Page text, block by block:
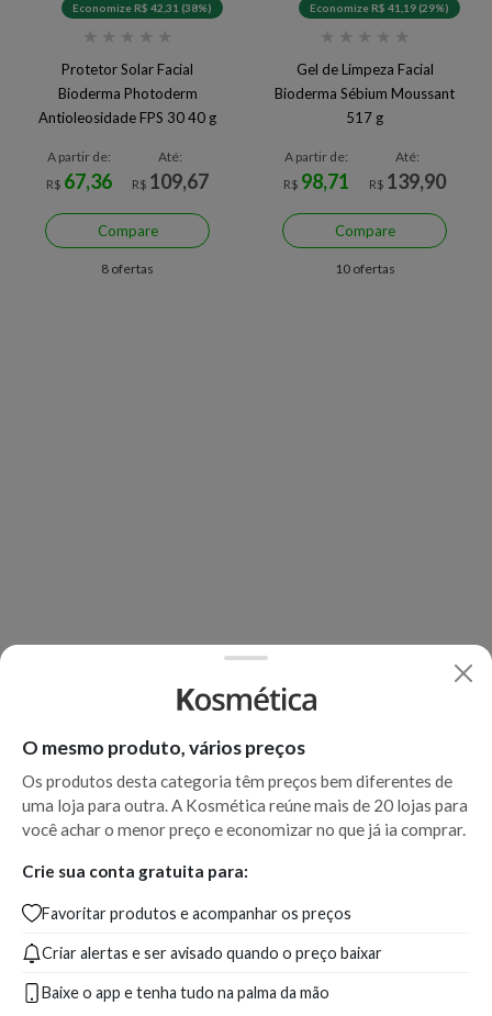
Economize R$ 42,31 (38%)
★ ★ ★ ★ ★
Protetor Solar Facial
Bioderma Photoderm
Antioleosidade FPS 30 40 g
A partir de:
R$ 67,36
Até:
R$ 109,67
Compare
8 ofertas
Economize R$ 41,19 (29%)
★ ★ ★ ★ ★
Gel de Limpeza Facial
Bioderma Sébium Moussant
517 g
A partir de:
R$ 98,71
Até:
R$ 139,90
Compare
10 ofertas
O mesmo produto, vários preços
Os produtos desta categoria têm preços bem diferentes de
uma loja para outra. A Kosmética reúne mais de 20 lojas para
você achar o menor preço e economizar no que já ia comprar.
Crie sua conta gratuita para:
Favoritar produtos e acompanhar os preços
Criar alertas e ser avisado quando o preço baixar
Baixe o app e tenha tudo na palma da mão